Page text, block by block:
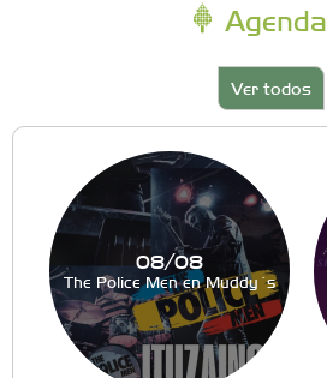
Agenda
Ver todos
08/08
The Police Men en Muddy´s